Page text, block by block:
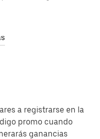
a registrarse en la
promo cuando
ganancias